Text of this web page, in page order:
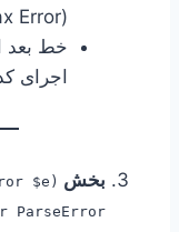
(Syntax Error) ایجاد می‌کند.
خط بعد
اجرای
بخش